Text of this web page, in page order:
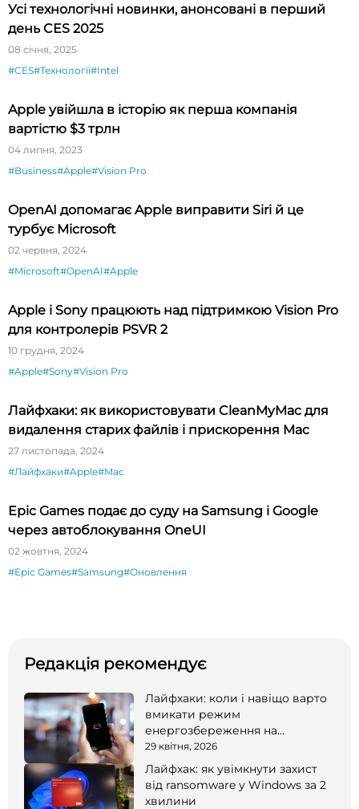
Усі технологічні новинки, анонсовані в перший
день CES 2025
08 січня, 2025
#CES#Технології#Intel
Apple увійшла в історію як перша компанія
вартістю $3 трлн
04 липня, 2023
#Business#Apple#Vision Pro
OpenAI допомагає Apple виправити Siri й це
турбує Microsoft
02 червня, 2024
#Microsoft#OpenAI#Apple
Apple і Sony працюють над підтримкою Vision Pro
для контролерів PSVR 2
10 грудня, 2024
#Apple#Sony#Vision Pro
Лайфхаки: як використовувати CleanMyMac для
видалення старих файлів і прискорення Mac
27 листопада, 2024
#Лайфхаки#Apple#Mac
Epic Games подає до суду на Samsung і Google
через автоблокування OneUI
02 жовтня, 2024
#Epic Games#Samsung#Оновлення
Редакція рекомендує
Лайфхаки: коли і навіщо варто
вмикати режим
енергозбереження на
смартфоні
29 квітня, 2026
Лайфхак: як увімкнути захист
від ransomware у Windows за 2
хвилини